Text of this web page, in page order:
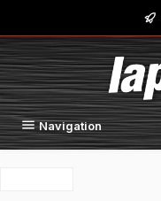
Zum Hauptinhalt springen
Navigation